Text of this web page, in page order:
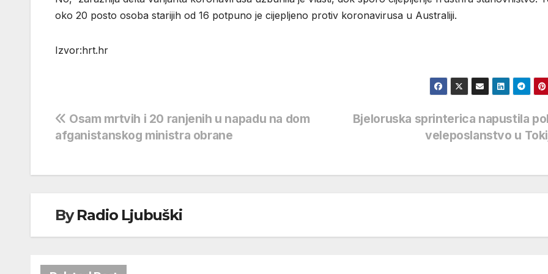
oko 20 posto osoba starijih od 16 potpuno je cijepljeno protiv koronavirusa u Australiji.
Izvor:hrt.hr
Navigacija
objava
Bjeloruska sprinterica napustila
veleposlanstvo u
Osam mrtvih i 20 ranjenih u napadu na dom
afganistanskog ministra obrane
ByRadio Ljubuški